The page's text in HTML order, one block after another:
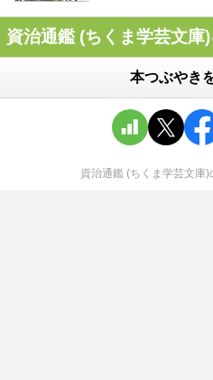
資治通鑑 (ちくま学芸文庫
本つぶやき
資治通鑑 (ちくま学芸文庫)